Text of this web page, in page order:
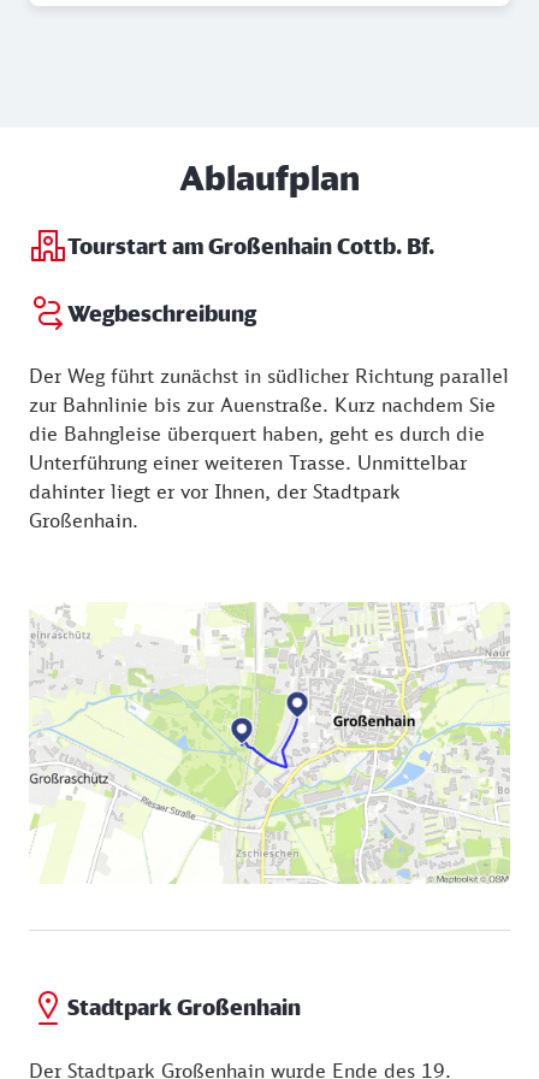
Ablaufplan
Tourstart am Großenhain Cottb. Bf.
Wegbeschreibung
Der Weg führt zunächst in südlicher Richtung parallel
zur Bahnlinie bis zur Auenstraße. Kurz nachdem Sie
die Bahngleise überquert haben, geht es durch die
Unterführung einer weiteren Trasse. Unmittelbar
dahinter liegt er vor Ihnen, der Stadtpark
Großenhain.
Stadtpark Großenhain
Der Stadtpark Großenhain wurde Ende des 19.